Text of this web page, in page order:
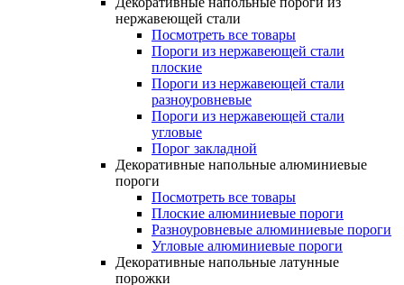
нержавеющей стали
Посмотреть все товары
Пороги из нержавеющей стали
плоские
Пороги из нержавеющей стали
разноуровневые
Пороги из нержавеющей стали
угловые
Порог закладной
Декоративные напольные алюминиевые
пороги
Посмотреть все товары
Плоские алюминиевые пороги
Разноуровневые алюминиевые пороги
Угловые алюминиевые пороги
Декоративные напольные латунные
порожки